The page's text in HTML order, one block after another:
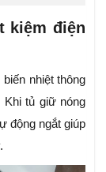
kiệm điện
nhiệt thông
Khi tủ giữ nóng
động ngắt giúp